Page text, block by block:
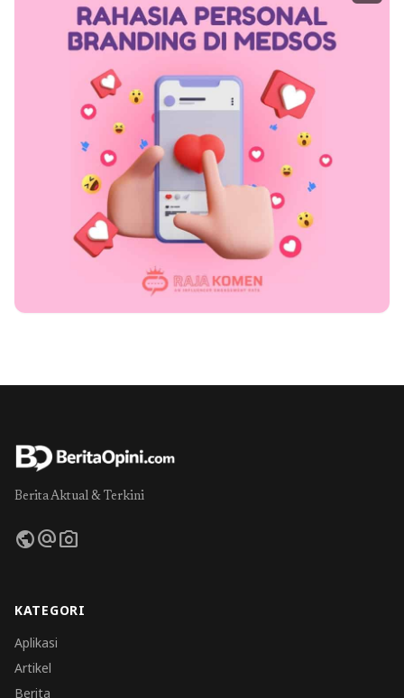
Berita Aktual & Terkini
publicalternate_emailphoto_camera
KATEGORI
Aplikasi
Artikel
Berita